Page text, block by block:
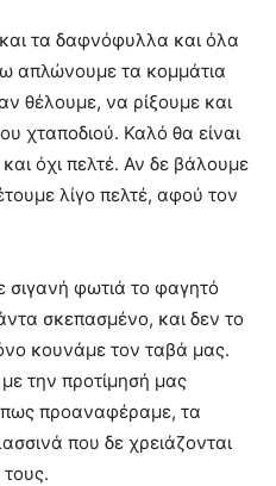
τα δαφνόφυλλα και όλα
απλώνουμε τα κομμάτια
θέλουμε, να ρίξουμε και
χταποδιού. Καλό θα είναι
όχι πελτέ. Αν δε βάλουμε
λίγο πελτέ, αφού τον
σιγανή φωτιά το φαγητό
σκεπασμένο, και δεν το
κουνάμε τον ταβά μας.
την προτίμησή μας
προαναφέραμε, τα
που δε χρειάζονται
τους.